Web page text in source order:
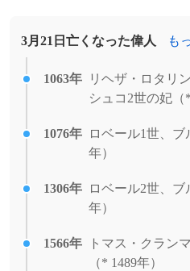
だった。[出典]
1994年 気候変動枠組条
日本初のエイズ
メリカから一時
て否定した。
1982年 浦河沖地震が発生
1758年 堀直郷、第8代須
1763年 ジャン・パウル
宗義功、第12代
1775年
リュシアン・ボ
年）
1782年 熊谷直好、歌人
3月21日亡くなった偉人 も
1063年
リヘザ・ロタリ
シュコ2世の妃（*
1076年
ロベール1世、ブ
年）
1306年
ロベール2世、
年）
1566年
トマス・クラン
（* 1489年）